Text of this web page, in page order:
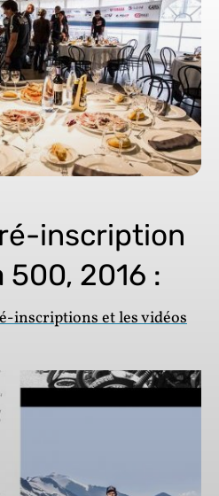
inscription
500, 2016 :
inscriptions et les vidéos